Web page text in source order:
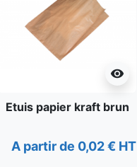
visibility
Etuis papier kraft brun
A partir de 0,02 € HT